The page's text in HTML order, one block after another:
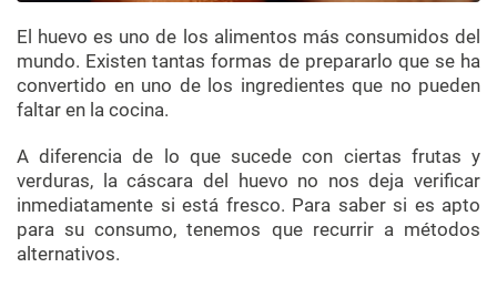
El huevo es uno de los alimentos más consumidos del
mundo. Existen tantas formas de prepararlo que se ha
convertido en uno de los ingredientes que no pueden
faltar en la cocina.
A diferencia de lo que sucede con ciertas frutas y
verduras, la cáscara del huevo no nos deja verificar
inmediatamente si está fresco. Para saber si es apto
para su consumo, tenemos que recurrir a métodos
alternativos.